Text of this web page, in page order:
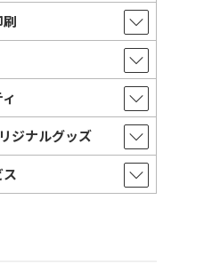
刷
ジナルグッズ
ス